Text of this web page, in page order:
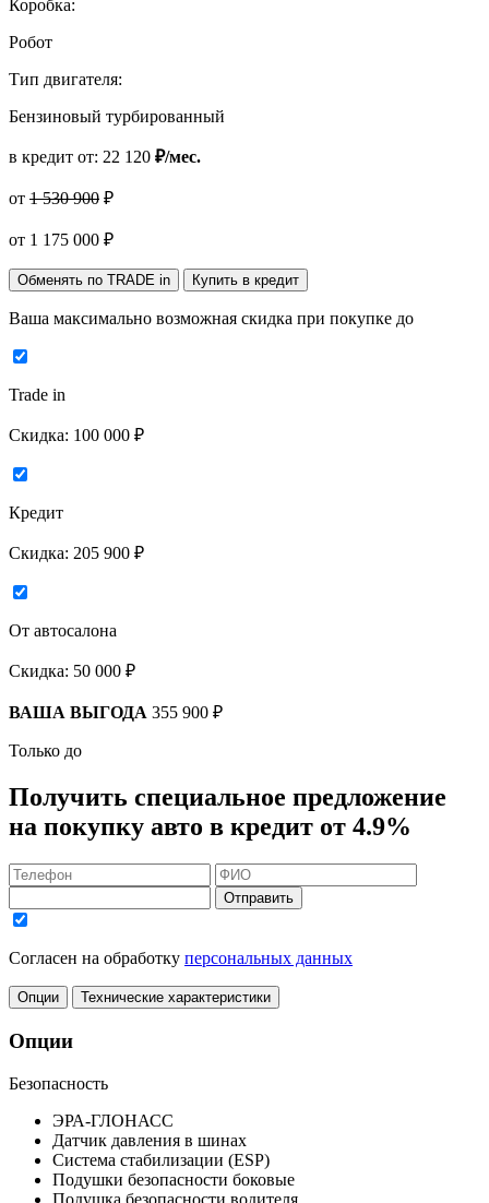
Коробка:
Робот
Тип двигателя:
Бензиновый турбированный
в кредит от: 22 120 ₽/мес.
от 1 530 900 ₽
от 1 175 000 ₽
Обменять по TRADE in Купить в кредит
Ваша максимально возможная скидка при покупке до
Trade in
Скидка: 100 000 ₽
Кредит
Скидка: 205 900 ₽
От автосалона
Скидка: 50 000 ₽
ВАША ВЫГОДА 355 900 ₽
Только до
Получить специальное предложение
на покупку авто в кредит от 4.9%
Отправить
Согласен на обработку персональных данных
Опции Технические характеристики
Опции
Безопасность
ЭРА-ГЛОНАСС
Датчик давления в шинах
Система стабилизации (ESP)
Подушки безопасности боковые
Подушка безопасности водителя